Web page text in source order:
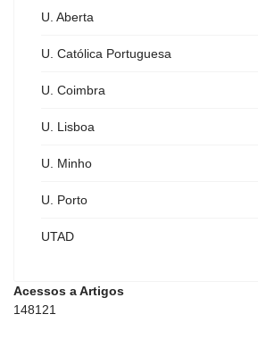
U. Aberta
U. Católica Portuguesa
U. Coimbra
U. Lisboa
U. Minho
U. Porto
UTAD
Acessos a Artigos
148121